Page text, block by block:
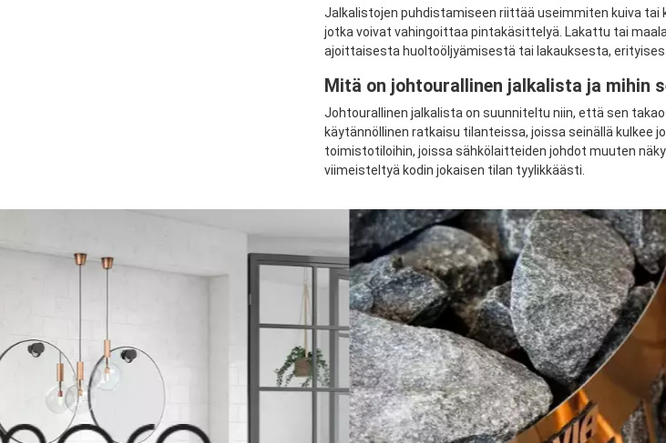
Jalkalistojen puhdistamiseen riittää useimmiten kuiva
jotka voivat vahingoittaa pintakäsittelyä. Lakattu tai
ajoittaisesta huoltoöljyämisestä tai lakauksesta,
Mitä on johtourallinen jalkalista ja mihin
Johtourallinen jalkalista on suunniteltu niin, että sen
käytännöllinen ratkaisu tilanteissa, joissa seinällä
toimistotiloihin, joissa sähkölaitteiden johdot muuten
viimeisteltyä kodin jokaisen tilan tyylikkäästi.